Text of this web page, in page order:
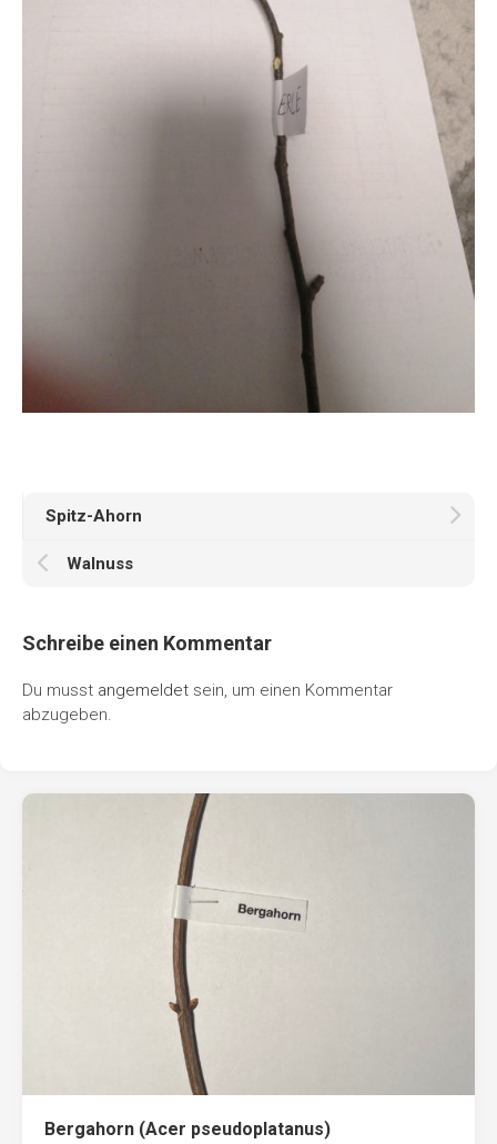
Spitz-Ahorn
Walnuss
Schreibe einen Kommentar
Du musst angemeldet sein, um einen Kommentar
abzugeben.
Bergahorn (Acer pseudoplatanus)